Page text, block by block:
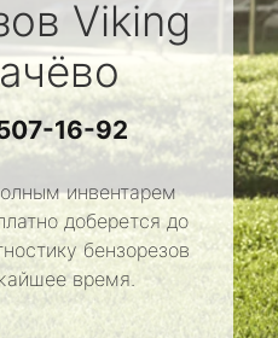
Viking
16-92
инвентарем
доберется до
бензорезов
время.